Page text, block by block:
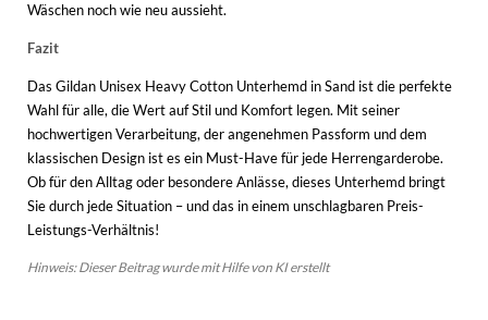
Wäschen noch wie neu aussieht.
Fazit
Das Gildan Unisex Heavy Cotton Unterhemd in Sand ist die perfekte
Wahl für alle, die Wert auf Stil und Komfort legen. Mit seiner
hochwertigen Verarbeitung, der angenehmen Passform und dem
klassischen Design ist es ein Must-Have für jede Herrengarderobe.
Ob für den Alltag oder besondere Anlässe, dieses Unterhemd bringt
Sie durch jede Situation – und das in einem unschlagbaren Preis-
Leistungs-Verhältnis!
Hinweis: Dieser Beitrag wurde mit Hilfe von KI erstellt